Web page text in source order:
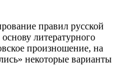
правил русской
литературного
произношение, на
некоторые варианты